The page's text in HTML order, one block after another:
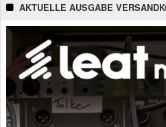
AKTUELLE AUSGABE